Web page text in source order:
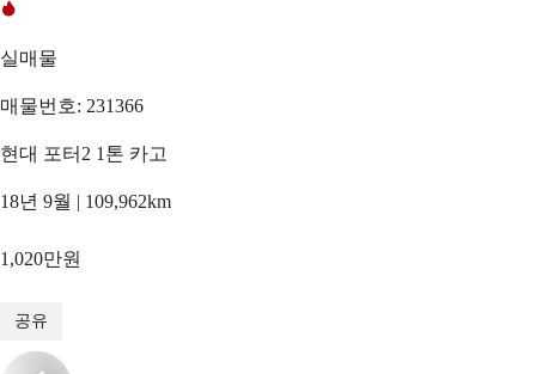
실매물
매물번호: 231366
현대 포터2 1톤 카고
18년 9월 | 109,962km
1,020만원
공유
/13